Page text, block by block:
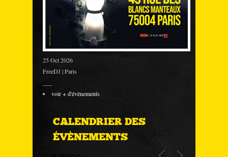
25 Oct 2026
FreeDJ | Paris
voir + d'évènements
CALENDRIER DES
ÉVÈNEMENTS